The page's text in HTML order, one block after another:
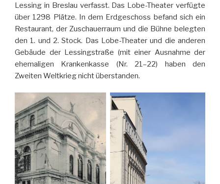
Lessing in Breslau verfasst. Das Lobe-Theater verfügte
über 1298 Plätze. In dem Erdgeschoss befand sich ein
Restaurant, der Zuschauerraum und die Bühne belegten
den 1. und 2. Stock. Das Lobe-Theater und die anderen
Gebäude der Lessingstraße (mit einer Ausnahme der
ehemaligen Krankenkasse (Nr. 21–22) haben den
Zweiten Weltkrieg nicht überstanden.